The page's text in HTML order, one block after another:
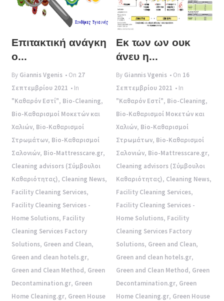
Επιτακτική ανάγκη
ο...
By Giannis Vgenis • On 27
Σεπτεμβρίου 2021 • In
"Καθαρόν Εστί", Bio-Cleaning,
Bio-Καθαρισμοί Μοκετών και
Χαλιών, Bio-Καθαρισμοί
Στρωμάτων, Bio-Καθαρισμοί
Σαλονιών, Bio-Mattresscare.gr,
Cleaning advisors (Σύμβουλοι
Καθαριότητας), Cleaning News,
Facility Cleaning Services,
Facility Cleaning Services -
Home Solutions, Facility
Cleaning Services Factory
Solutions, Green and Clean,
Green and clean hotels.gr,
Green and Clean Method, Green
Decontamination.gr, Green
Home Cleaning.gr, Green House
Εκ των ων ουκ
άνευ η...
By Giannis Vgenis • On 16
Σεπτεμβρίου 2021 • In
"Καθαρόν Εστί", Bio-Cleaning,
Bio-Καθαρισμοί Μοκετών και
Χαλιών, Bio-Καθαρισμοί
Στρωμάτων, Bio-Καθαρισμοί
Σαλονιών, Bio-Mattresscare.gr,
Cleaning advisors (Σύμβουλοι
Καθαριότητας), Cleaning News,
Facility Cleaning Services,
Facility Cleaning Services -
Home Solutions, Facility
Cleaning Services Factory
Solutions, Green and Clean,
Green and clean hotels.gr,
Green and Clean Method, Green
Decontamination.gr, Green
Home Cleaning.gr, Green House